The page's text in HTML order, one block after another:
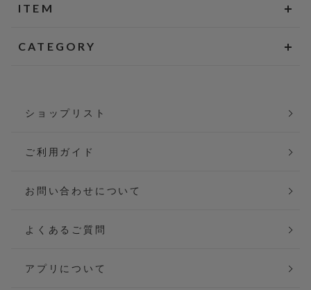
ITEM
CATEGORY
ショップリスト
ご利用ガイド
お問い合わせについて
よくあるご質問
アプリについて